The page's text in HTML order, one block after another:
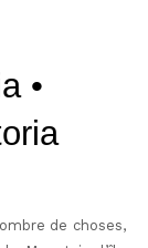
•
de choses,